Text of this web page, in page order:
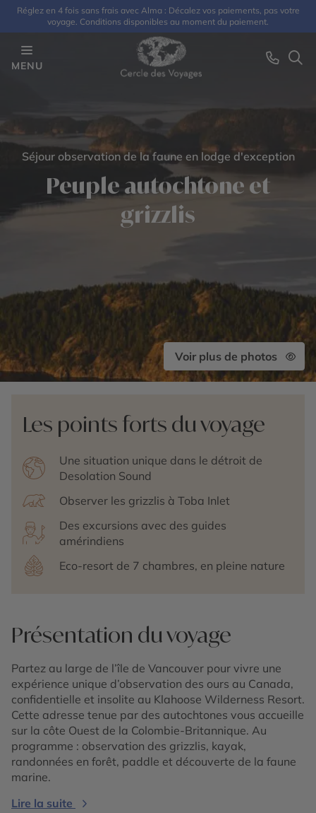
Réglez en 4 fois sans frais avec Alma : Décalez vos paiements, pas votre
voyage. Conditions disponibles au moment du paiement.
MENU
Séjour observation de la faune en lodge d'exception
Peuple autochtone et
grizzlis
Voir plus de photos
Les points forts du voyage
Une situation unique dans le détroit de
Desolation Sound
Observer les grizzlis à Toba Inlet
Des excursions avec des guides
amérindiens
Eco-resort de 7 chambres, en pleine nature
Présentation du voyage
Partez au large de l’île de Vancouver pour vivre une
expérience unique d’observation des ours au Canada,
confidentielle et insolite au Klahoose Wilderness Resort.
Cette adresse tenue par des autochtones vous accueille
sur la côte Ouest de la Colombie-Britannique. Au
programme : observation des grizzlis, kayak,
randonnées en forêt, paddle et découverte de la faune
marine.
Lire la suite